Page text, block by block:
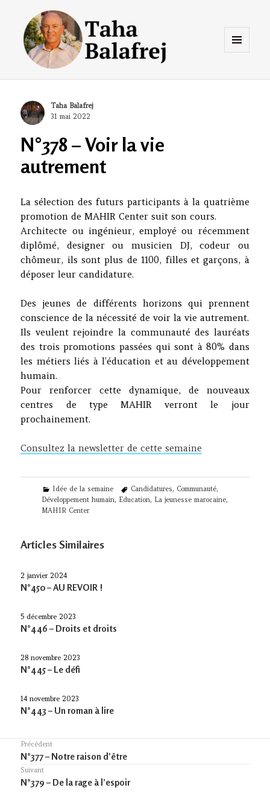
Taha Balafrej Blog
Author
Taha Balafrej
Posted
31 mai 2022
N°378 – Voir la vie
autrement
La sélection des futurs participants à la quatrième
promotion de MAHIR Center suit son cours.
Architecte ou ingénieur, employé ou récemment
diplômé, designer ou musicien DJ, codeur ou
chômeur, ils sont plus de 1100, filles et garçons, à
déposer leur candidature.
Des jeunes de différents horizons qui prennent
conscience de la nécessité de voir la vie autrement.
Ils veulent rejoindre la communauté des lauréats
des trois promotions passées qui sont à 80% dans
les métiers liés à l’éducation et au développement
humain.
​Pour renforcer cette dynamique, de nouveaux
centres de type MAHIR verront le jour
prochainement.
Consultez la newsletter de cette semaine
Categories
Idée de la semaine Tags
Candidatures, Communauté,
Développement humain, Education, La jeunesse marocaine,
MAHIR Center
Articles Similaires
2 janvier 2024
N°450 – AU REVOIR !
5 décembre 2023
N°446 – Droits et droits
28 novembre 2023
N°445 – Le défi
14 novembre 2023
N°443 – Un roman à lire
Navigation
de
l’article
Précédent
Previous
post:
N°377 – Notre raison d’être
Suivant
Article
N°379 – De la rage à l’espoir